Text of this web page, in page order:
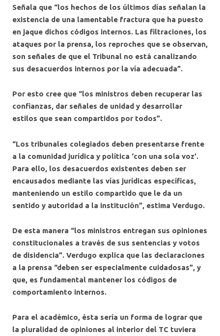
Señala que “los hechos de los últimos días señalan la
existencia de una lamentable fractura que ha puesto
en jaque dichos códigos internos. Las filtraciones, los
ataques por la prensa, los reproches que se observan,
son señales de que el Tribunal no está canalizando
sus desacuerdos internos por la vía adecuada”.
Por esto cree que “los ministros deben recuperar las
confianzas, dar señales de unidad y desarrollar
estilos que sean compartidos por todos”.
“Los tribunales colegiados deben presentarse frente
a la comunidad jurídica y política ‘con una sola voz’.
Para ello, los desacuerdos existentes deben ser
encausados mediante las vías jurídicas específicas,
manteniendo un estilo compartido que le da un
sentido y autoridad a la institución”, estima Verdugo.
De esta manera “los ministros entregan sus opiniones
constitucionales a través de sus sentencias y votos
de disidencia”. Verdugo explica que las declaraciones
a la prensa “deben ser especialmente cuidadosas”, y
que, es fundamental mantener los códigos de
comportamiento internos.
Para el académico, ésta sería un forma de lograr que
la pluralidad de opiniones al interior del TC tuviera